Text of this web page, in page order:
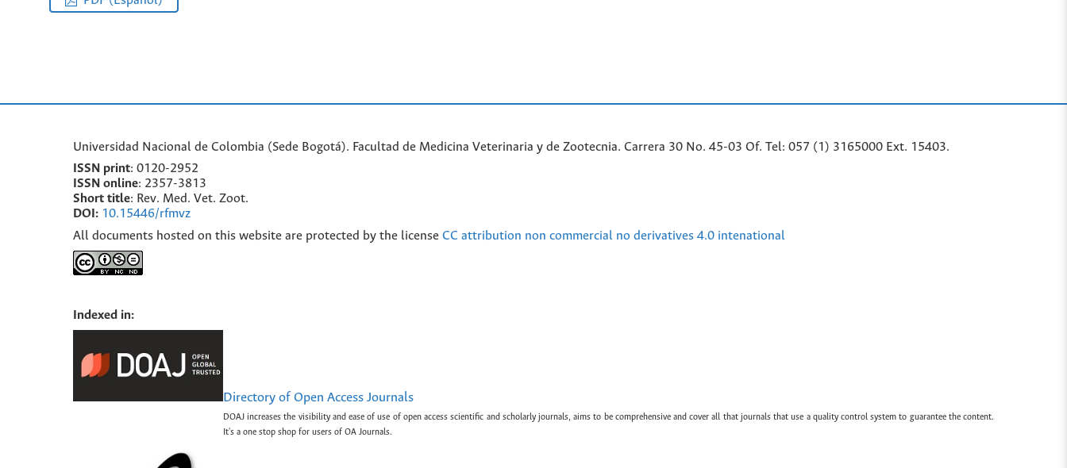
Universidad Nacional de Colombia (Sede Bogotá). Facultad de Medicina Veterinaria y de Zootecnia. Carrera 30 No. 45-03 Of. Tel: 057 (1) 3165000 Ext. 15403.
ISSN print: 0120-2952
SSN online: 2357-3813
Short title: Rev. Med. Vet. Zoot.
DOI: 10.15446/rfmvz
All documents hosted on this website are protected by the license CC attribution non commercial no derivatives 4.0 intenational
Indexed in:
Directory of Open Access Journals
DOAJ increases the visibility and ease of use of open access scientific and scholarly journals, aims to be comprehensive and cover all that journals that use a quality control system to guarantee the content.
It's a one stop shop for users of OA Journals.